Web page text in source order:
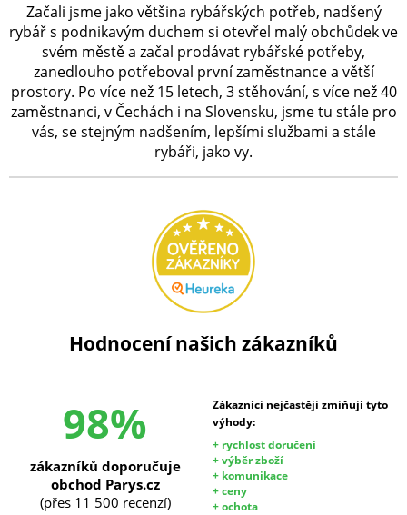
Začali jsme jako většina rybářských potřeb, nadšený
rybář s podnikavým duchem si otevřel malý obchůdek ve
svém městě a začal prodávat rybářské potřeby,
zanedlouho potřeboval první zaměstnance a větší
prostory. Po více než 15 letech, 3 stěhování, s více než 40
zaměstnanci, v Čechách i na Slovensku, jsme tu stále pro
vás, se stejným nadšením, lepšími službami a stále
rybáři, jako vy.
Hodnocení našich zákazníků
98%
Zákazníci nejčastěji zmiňují tyto
výhody:
+ rychlost doručení
+ výběr zboží
+ komunikace
+ ceny
+ ochota
zákazníků doporučuje
obchod Parys.cz
(přes 11 500 recenzí)